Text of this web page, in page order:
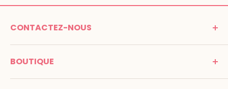
CONTACTEZ-NOUS
MONTESSORI SPIRIT
Promenade Jean Dalba
BOUTIQUE
C G V